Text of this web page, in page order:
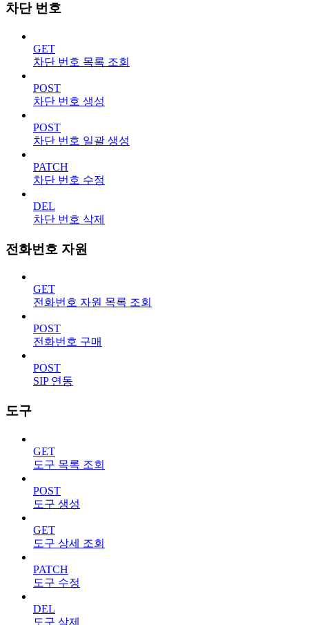
차단 번호
GET
차단 번호 목록 조회
POST
차단 번호 생성
POST
차단 번호 일괄 생성
PATCH
차단 번호 수정
DEL
차단 번호 삭제
전화번호 자원
GET
전화번호 자원 목록 조회
POST
전화번호 구매
POST
SIP 연동
도구
GET
도구 목록 조회
POST
도구 생성
GET
도구 상세 조회
PATCH
도구 수정
DEL
도구 삭제